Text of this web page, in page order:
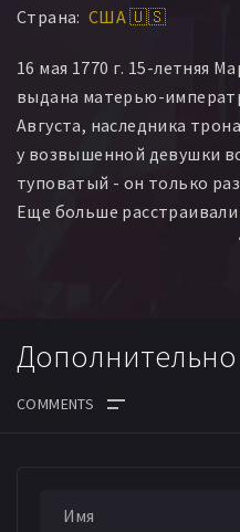
Страна: США 🇺🇸
16 мая 1770 г. 15-летняя
выдана матерью-
Августа, наследника
у возвышенной девушки
туповатый - он только
Еще больше
извращенный и больной
развлечения в светской
намерены с позором
Дополнительно